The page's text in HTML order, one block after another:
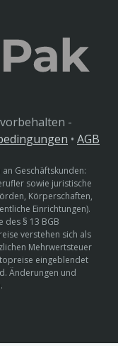
-
• AGB
Geschäftskunden:
sowie juristische
Körperschaften,
Einrichtungen).
des § 13 BGB
verstehen sich als
Mehrwertsteuer
eingeblendet
Änderungen und